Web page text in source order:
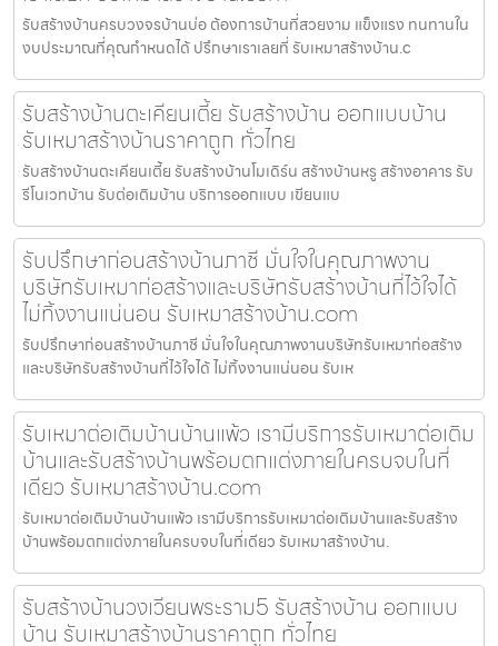
รับสร้างบ้านครบวงจรบ้านบ่อ ต้องการบ้านที่สวยงาม แข็งแรง ทนทานใน
งบประมาณที่คุณกำหนดได้ ปรึกษาเราเลยที่ รับเหมาสร้างบ้าน.c
รับสร้างบ้านตะเคียนเตี้ย รับสร้างบ้าน ออกแบบบ้าน
รับเหมาสร้างบ้านราคาถูก ทั่วไทย
รับสร้างบ้านตะเคียนเตี้ย รับสร้างบ้านโมเดิร์น สร้างบ้านหรู สร้างอาคาร รับ
รีโนเวทบ้าน รับต่อเติมบ้าน บริการออกแบบ เขียนแบ
รับปรึกษาก่อนสร้างบ้านภาชี มั่นใจในคุณภาพงาน
บริษัทรับเหมาก่อสร้างและบริษัทรับสร้างบ้านที่ไว้ใจได้
ไม่ทิ้งงานแน่นอน รับเหมาสร้างบ้าน.com
รับปรึกษาก่อนสร้างบ้านภาชี มั่นใจในคุณภาพงานบริษัทรับเหมาก่อสร้าง
และบริษัทรับสร้างบ้านที่ไว้ใจได้ ไม่ทิ้งงานแน่นอน รับเห
รับเหมาต่อเติมบ้านบ้านแพ้ว เรามีบริการรับเหมาต่อเติม
บ้านและรับสร้างบ้านพร้อมตกแต่งภายในครบจบในที่
เดียว รับเหมาสร้างบ้าน.com
รับเหมาต่อเติมบ้านบ้านแพ้ว เรามีบริการรับเหมาต่อเติมบ้านและรับสร้าง
บ้านพร้อมตกแต่งภายในครบจบในที่เดียว รับเหมาสร้างบ้าน.
รับสร้างบ้านวงเวียนพระราม5 รับสร้างบ้าน ออกแบบ
บ้าน รับเหมาสร้างบ้านราคาถูก ทั่วไทย